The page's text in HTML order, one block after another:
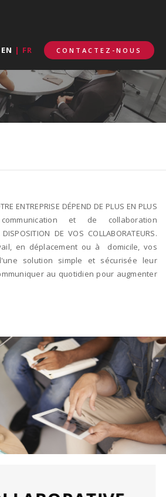
EN | FR CONTACTEZ-NOUS
COLLABORATIVE
ENTREPRISE DÉPEND DE PLUS EN PLUS
et de collaboration
DE VOS COLLABORATEURS.
en déplacement ou à domicile, vos
solution simple et sécurisée leur
au quotidien pour augmenter